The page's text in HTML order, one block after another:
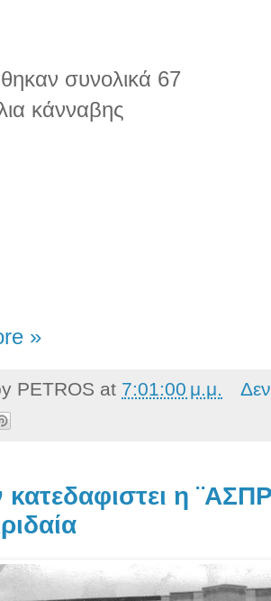
συνολικά 67
κάνναβης
»
PETROS at 7:01:00 μ.μ.
κατεδαφιστει η